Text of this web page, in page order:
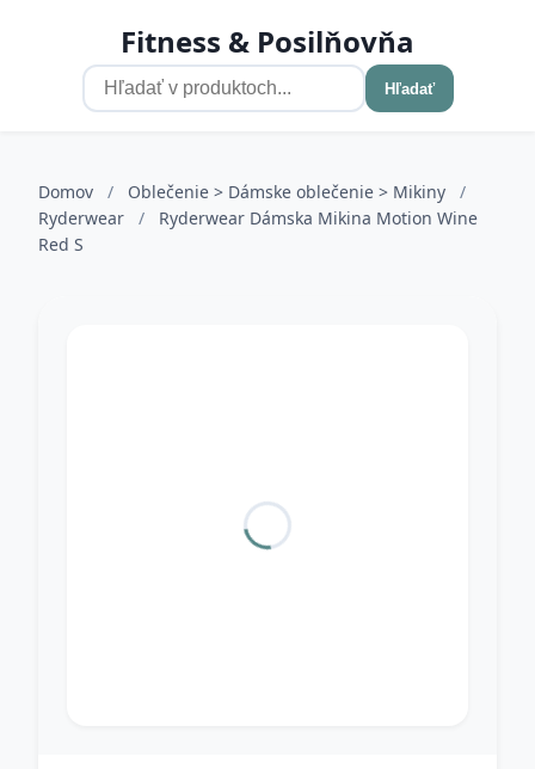
Fitness & Posilňovňa
Hľadať
Domov / Oblečenie > Dámske oblečenie > Mikiny
/
Ryderwear
/
Ryderwear Dámska Mikina Motion Wine
Red S